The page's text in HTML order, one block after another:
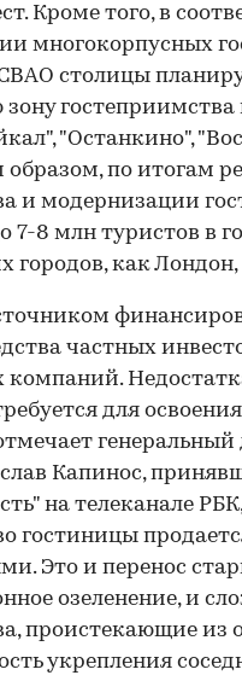
Кроме того, в
многокорпусных
столицы
гостеприимства
"Останкино",
образом, по итогам
и модернизации
7-8 млн туристов в
городов, как
частных
для
Капинос,
на телеканале
гостиницы
Это и перенос
озеленение, и
проистекающие из
укрепления